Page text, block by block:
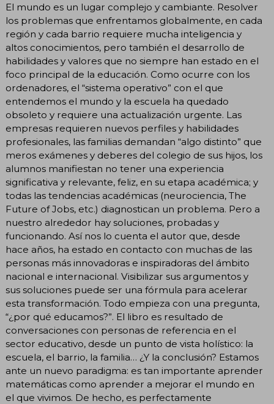
El mundo es un lugar complejo y cambiante. Resolver
los problemas que enfrentamos globalmente, en cada
región y cada barrio requiere mucha inteligencia y
altos conocimientos, pero también el desarrollo de
habilidades y valores que no siempre han estado en el
foco principal de la educación. Como ocurre con los
ordenadores, el “sistema operativo” con el que
entendemos el mundo y la escuela ha quedado
obsoleto y requiere una actualización urgente. Las
empresas requieren nuevos perfiles y habilidades
profesionales, las familias demandan “algo distinto” que
meros exámenes y deberes del colegio de sus hijos, los
alumnos manifiestan no tener una experiencia
significativa y relevante, feliz, en su etapa académica; y
todas las tendencias académicas (neurociencia, The
Future of Jobs, etc.) diagnostican un problema. Pero a
nuestro alrededor hay soluciones, probadas y
funcionando. Así nos lo cuenta el autor que, desde
hace años, ha estado en contacto con muchas de las
personas más innovadoras e inspiradoras del ámbito
nacional e internacional. Visibilizar sus argumentos y
sus soluciones puede ser una fórmula para acelerar
esta transformación. Todo empieza con una pregunta,
“¿por qué educamos?”. El libro es resultado de
conversaciones con personas de referencia en el
sector educativo, desde un punto de vista holístico: la
escuela, el barrio, la familia… ¿Y la conclusión? Estamos
ante un nuevo paradigma: es tan importante aprender
matemáticas como aprender a mejorar el mundo en
el que vivimos. De hecho, es perfectamente